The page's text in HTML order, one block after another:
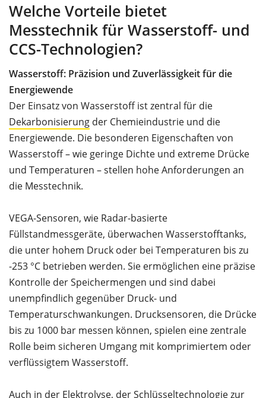
Welche Vorteile bietet
Messtechnik für Wasserstoff- und
CCS-Technologien?
Wasserstoff: Präzision und Zuverlässigkeit für die
Energiewende
Der Einsatz von Wasserstoff ist zentral für die
Dekarbonisierung der Chemieindustrie und die
Energiewende. Die besonderen Eigenschaften von
Wasserstoff – wie geringe Dichte und extreme Drücke
und Temperaturen – stellen hohe Anforderungen an
die Messtechnik.
VEGA-Sensoren, wie Radar-basierte
Füllstandmessgeräte, überwachen Wasserstofftanks,
die unter hohem Druck oder bei Temperaturen bis zu
-253 °C betrieben werden. Sie ermöglichen eine präzise
Kontrolle der Speichermengen und sind dabei
unempfindlich gegenüber Druck- und
Temperaturschwankungen. Drucksensoren, die Drücke
bis zu 1000 bar messen können, spielen eine zentrale
Rolle beim sicheren Umgang mit komprimiertem oder
verflüssigtem Wasserstoff.
Auch in der Elektrolyse, der Schlüsseltechnologie zur